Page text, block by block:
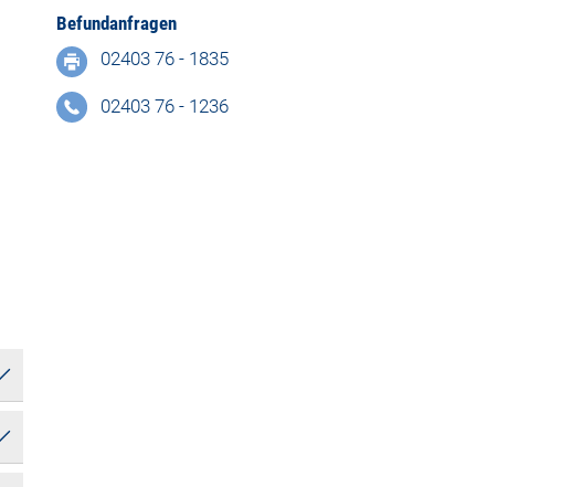
Befundanfragen
02403 76 - 1835
02403 76 - 1236